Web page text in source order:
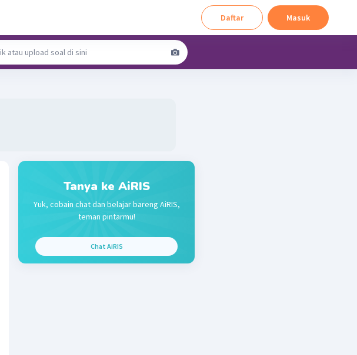
Daftar Masuk
Tanya ke AiRIS
Yuk, cobain chat dan belajar bareng AiRIS,
teman pintarmu!
Chat AiRIS